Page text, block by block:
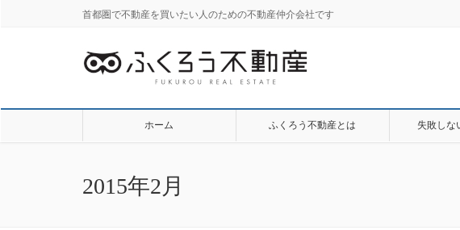
首都圏で不動産を買いたい人のための不動産仲介会社です
ホーム ふくろう不動産とは 失敗しな
2015年2月